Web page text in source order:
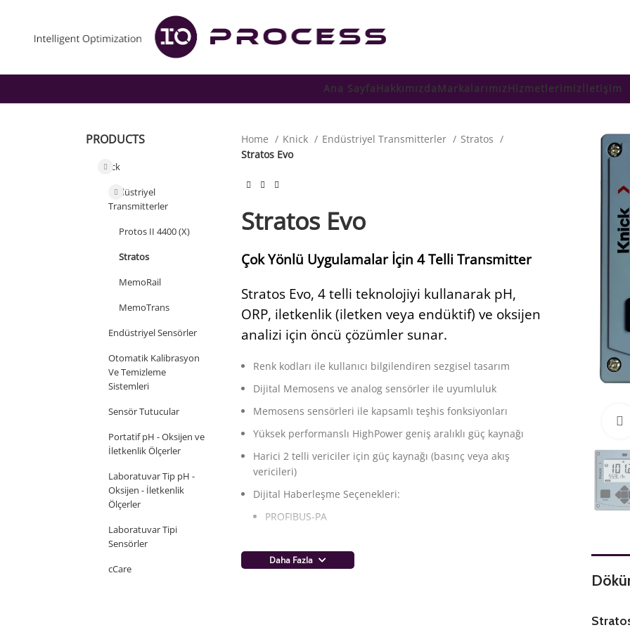
Ana SayfaHakkımızdaMarkalarımızHizmetlerimiz İletişim
PRODUCTS
Knick
Endüstriyel
Transmitterler
Protos II 4400 (X)
Stratos
MemoRail
MemoTrans
Endüstriyel Sensörler
Otomatik Kalibrasyon
Ve Temizleme
Sistemleri
Sensör Tutucular
Portatif pH - Oksijen ve
İletkenlik Ölçerler
Laboratuvar Tip pH -
Oksijen - İletkenlik
Ölçerler
Laboratuvar Tipi
Sensörler
cCare
Home Knick Endüstriyel Transmitterler
Stratos
Stratos Evo
Stratos Evo
Çok Yönlü Uygulamalar İçin 4 Telli Transmitter
Stratos Evo, 4 telli teknolojiyi kullanarak pH,
ORP, iletkenlik (iletken veya endüktif) ve oksijen
analizi için öncü çözümler sunar.
Renk kodları ile kullanıcı bilgilendiren sezgisel tasarım
Dijital Memosens ve analog sensörler ile uyumluluk
Memosens sensörleri ile kapsamlı teşhis fonksiyonları
Yüksek performanslı HighPower geniş aralıklı güç kaynağı
Harici 2 telli vericiler için güç kaynağı (basınç veya akış
vericileri)
Dijital Haberleşme Seçenekleri:
PROFIBUS-PA
pH, ORP, İletkenlik ve Oksijen için Tek Cihaz
Daha Fazla